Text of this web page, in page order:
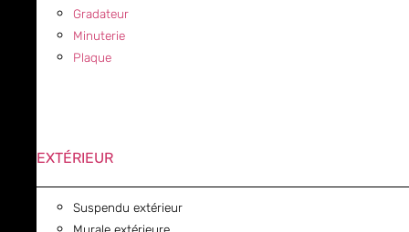
Gradateur
Minuterie
Plaque
EXTÉRIEUR
Suspendu extérieur